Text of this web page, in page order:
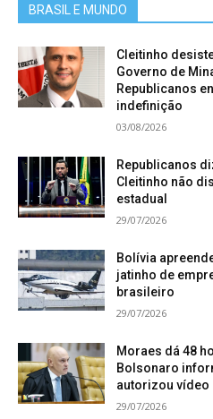
BRASIL E MUNDO
Cleitinho
Governo de
Republicanos
indefinição
03/08/2026
Republicanos
Cleitinho não
estadual
29/07/2026
Bolívia
jatinho de
brasileiro
29/07/2026
Moraes dá 48
Bolsonaro
autorizou vídeo
29/07/2026